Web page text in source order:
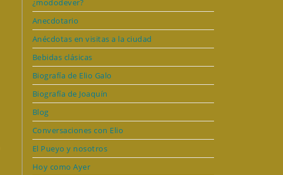
¿mododever?
Anecdotario
Anécdotas en visitas a la ciudad
Bebidas clásicas
Biografía de Elio Galo
Biografía de Joaquín
Blog
Conversaciones con Elio
El Pueyo y nosotros
Hoy como Ayer